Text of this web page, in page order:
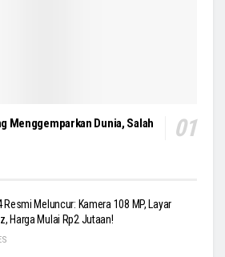
Menggemparkan Dunia, Salah
Resmi Meluncur: Kamera 108 MP, Layar
Harga Mulai Rp2 Jutaan!